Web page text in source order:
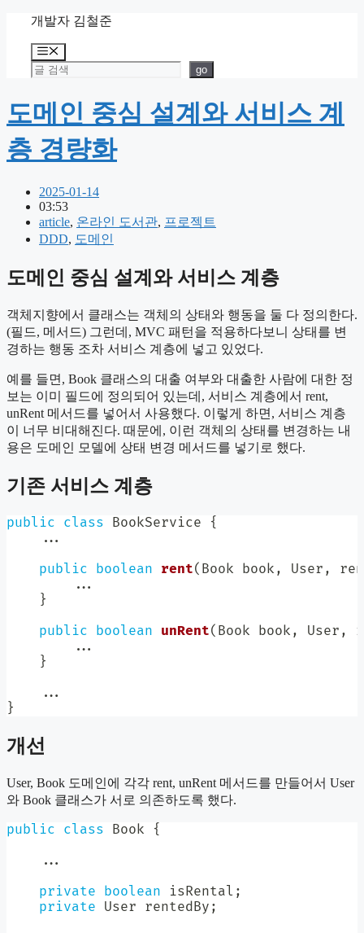
content
개발자 김철준
Menu
검색 go
도메인 중심 설계와 서비스 계
층 경량화
2025-01-14
03:53
article, 온라인 도서관, 프로젝트
DDD, 도메인
도메인 중심 설계와 서비스 계층
객체지향에서 클래스는 객체의 상태와 행동을 둘 다 정의한다.
(필드, 메서드) 그런데, MVC 패턴을 적용하다보니 상태를 변
경하는 행동 조차 서비스 계층에 넣고 있었다.
예를 들면, Book 클래스의 대출 여부와 대출한 사람에 대한 정
보는 이미 필드에 정의되어 있는데, 서비스 계층에서 rent,
unRent 메서드를 넣어서 사용했다. 이렇게 하면, 서비스 계층
이 너무 비대해진다. 때문에, 이런 객체의 상태를 변경하는 내
용은 도메인 모델에 상태 변경 메서드를 넣기로 했다.
기존 서비스 계층
public class BookService
{
...
public boolean rent( Book book , User ,
...
}
public boolean unRent( Book book , User ,
...
}
...
}
개선
User, Book 도메인에 각각 rent, unRent 메서드를 만들어서 User
와 Book 클래스가 서로 의존하도록 했다.
public class Book
{
...
private boolean isRental ;
private User rentedBy ;